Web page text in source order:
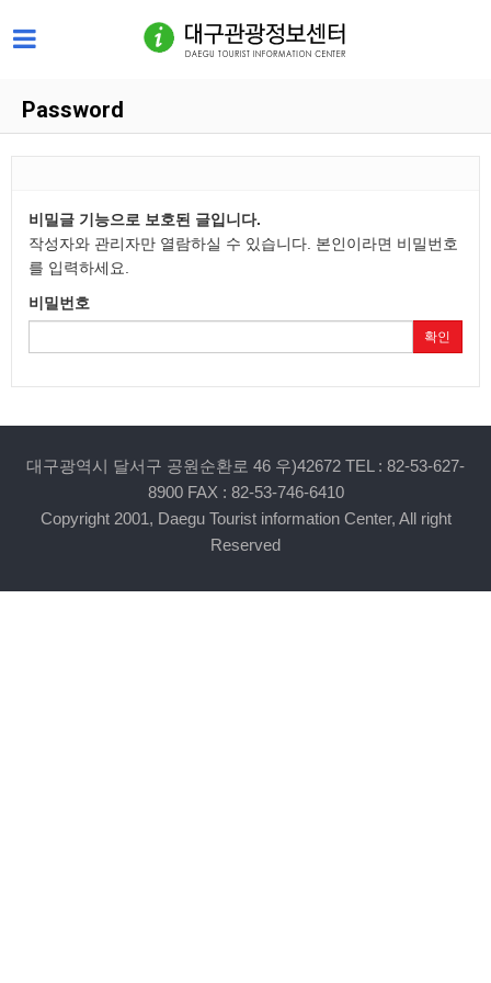
Password
비밀글 기능으로 보호된 글입니다.
작성자와 관리자만 열람하실 수 있습니다. 본인이라면 비밀번호
를 입력하세요.
비밀번호
확인
대구광역시 달서구 공원순환로 46 우)42672 TEL : 82-53-627-
8900 FAX : 82-53-746-6410
Copyright 2001, Daegu Tourist information Center, All right
Reserved